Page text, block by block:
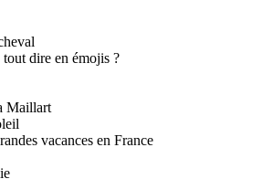
dire en émojis ?
Maillart
vacances en France